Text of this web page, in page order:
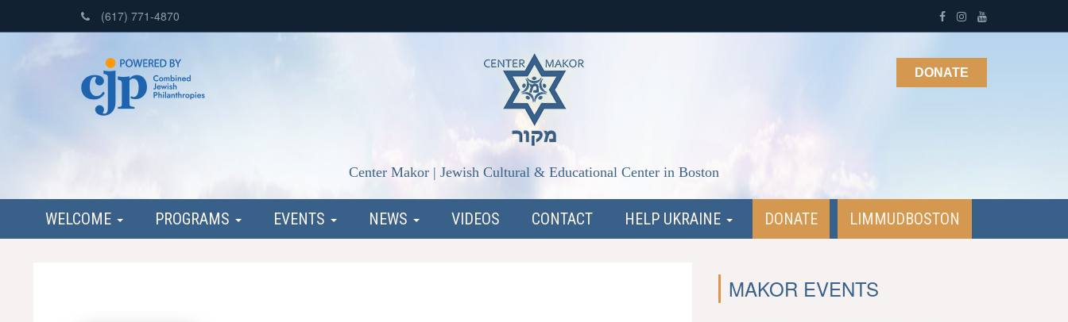
(617) 771-4870
Center Makor | Jewish Cultural & Educational Center in Boston
DONATE
WELCOME PROGRAMS EVENTS NEWS VIDEOS CONTACT HELP UKRAINE DONATE LIMMUDBOSTON
MAKOR EVENTS